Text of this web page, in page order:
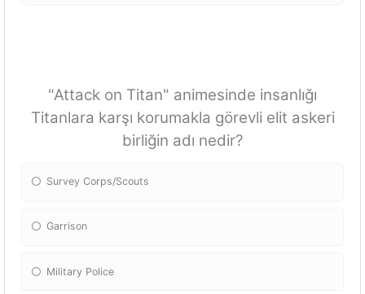
"Attack on Titan" animesinde insanlığı
Titanlara karşı korumakla görevli elit askeri
birliğin adı nedir?
Survey Corps/Scouts
Garrison
Military Police